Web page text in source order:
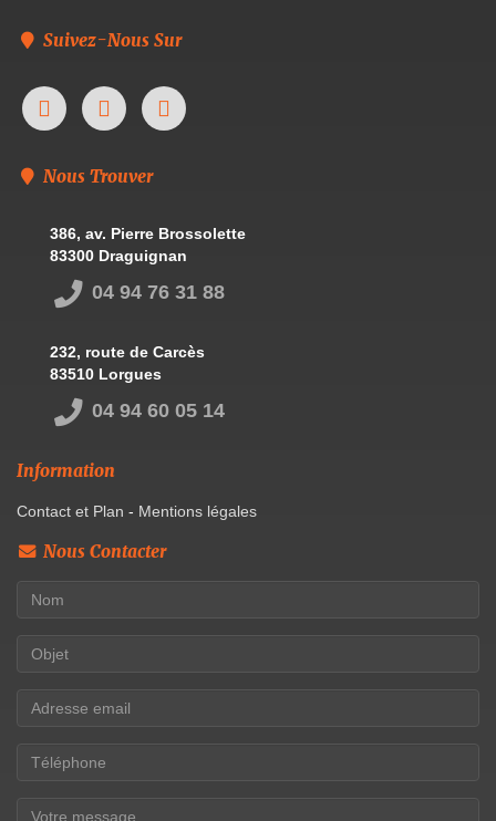
Suivez-Nous Sur
Nous Trouver
386, av. Pierre Brossolette
83300 Draguignan
04 94 76 31 88
232, route de Carcès
83510 Lorgues
04 94 60 05 14
Information
Contact et Plan - Mentions légales
Nous Contacter